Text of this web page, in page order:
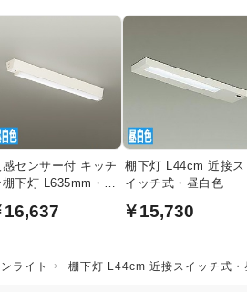
感センサー付 キッチ
棚下灯 L635mm・昼
16,637
棚下灯 L44cm 近接ス
イッチ式・昼白色
￥15,730
ライト 棚下灯 L44cm 近接スイッチ式・